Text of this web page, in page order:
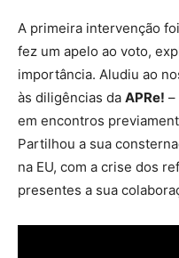
A primeira intervenção
fez um apelo ao voto,
importância. Aludiu ao
às diligências da APRe! –
em encontros
Partilhou a sua
na EU, com a crise dos
presentes a sua